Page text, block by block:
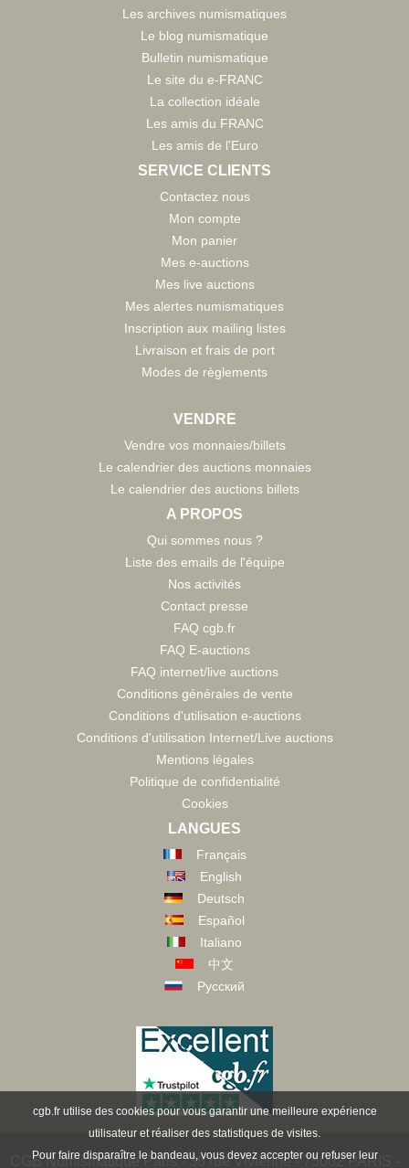
Les archives numismatiques
Le blog numismatique
Bulletin numismatique
Le site du e-FRANC
La collection idéale
Les amis du FRANC
Les amis de l'Euro
SERVICE CLIENTS
Contactez nous
Mon compte
Mon panier
Mes e-auctions
Mes live auctions
Mes alertes numismatiques
Inscription aux mailing listes
Livraison et frais de port
Modes de règlements
VENDRE
Vendre vos monnaies/billets
Le calendrier des auctions monnaies
Le calendrier des auctions billets
A PROPOS
Qui sommes nous ?
Liste des emails de l'équipe
Nos activités
Contact presse
FAQ cgb.fr
FAQ E-auctions
FAQ internet/live auctions
Conditions générales de vente
Conditions d'utilisation e-auctions
Conditions d'utilisation Internet/Live auctions
Mentions légales
Politique de confidentialité
Cookies
LANGUES
Français
English
Deutsch
Español
Italiano
中文
Русский
CGB Numismatique Paris - 36 rue Vivienne - 75002 PARIS -
cgb.fr utilise des cookies pour vous garantir une meilleure expérience
utilisateur et réaliser des statistiques de visites.
Pour faire disparaître le bandeau, vous devez accepter ou refuser leur